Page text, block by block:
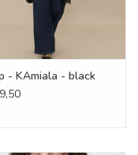
- KAmiala - black